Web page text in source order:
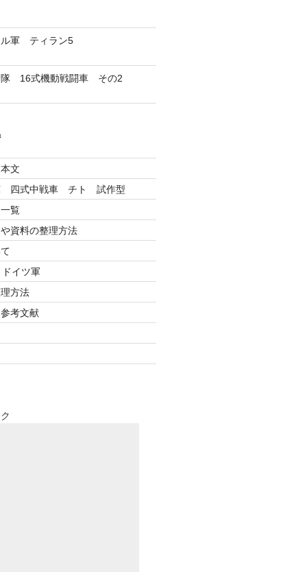
軍 ティラン5
16式機動戦闘車 その2
文
四式中戦車 チト 試作型
覧
資料の整理方法
イツ軍
方法
考文献